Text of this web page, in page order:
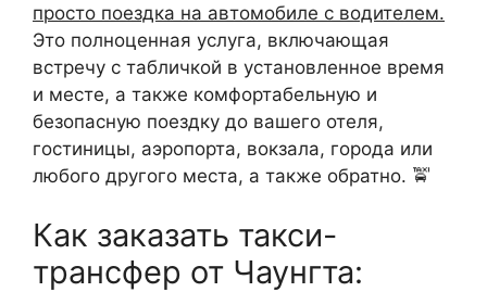
просто поездка на автомобиле с водителем.
Это полноценная услуга, включающая
встречу с табличкой в установленное время
и месте, а также комфортабельную и
безопасную поездку до вашего отеля,
гостиницы, аэропорта, вокзала, города или
любого другого места, а также обратно. 🚖
Как заказать такси-
трансфер от Чаунгта: